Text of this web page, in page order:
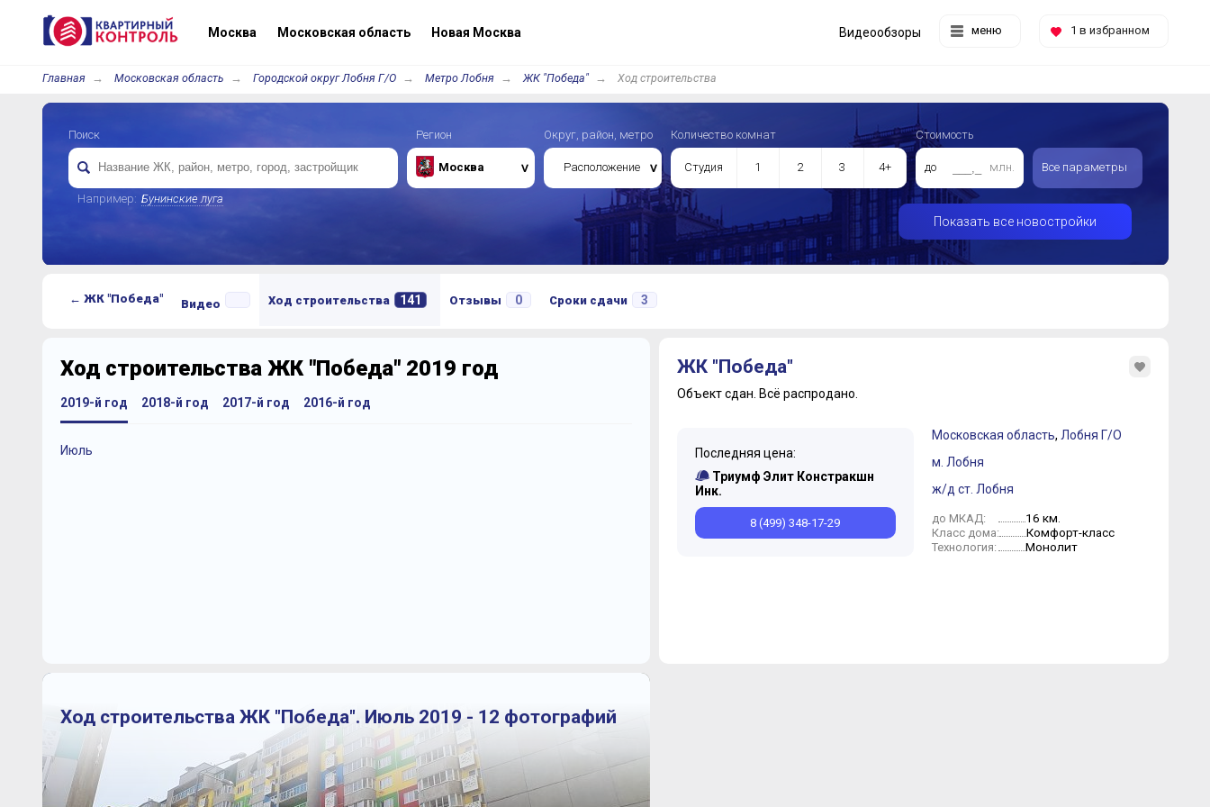
Москва Московская область Новая Москва меню 1 в избранном
Видеообзоры
Главная Московская область Городской округ Лобня Г/О Метро Лобня ЖК "Победа" Ход строительства
Поиск
Например: Бунинские луга
Регион
Москва
Округ, район, метро
Расположение
Количество комнат
Студия 1 2 3 4+
Стоимость
до млн. Все параметры
Показать все новостройки
← ЖК "Победа" Видео Ход строительства 141 Отзывы 0 Сроки сдачи 3
Ход строительства ЖК "Победа" 2019 год
2019-й год
Июль
2018-й год
Май Апрель
2017-й год
Октябрь Сентябрь
2016-й год
Декабрь Ноябрь
Ход строительства ЖК "Победа". Июль 2019 - 12 фотографий
ЖК "Победа"
Объект сдан. Всё распродано.
Последняя цена:
Триумф Элит Констракшн
Инк.
8 (499) 348-17-29
Московская область, Лобня Г/О
м. Лобня
ж/д ст. Лобня
до МКАД: 16 км.
Класс дома: Комфорт-класс
Технология: Монолит